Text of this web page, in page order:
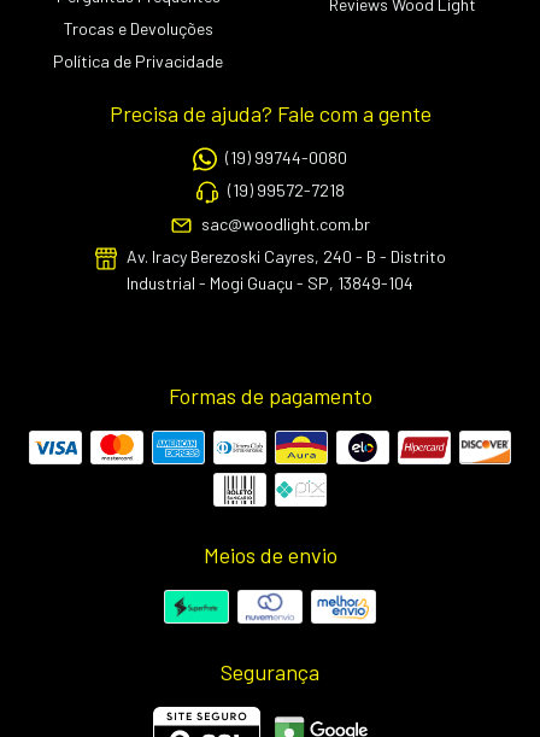
Trocas e Devoluções
Política de Privacidade
Reviews Wood Light
Precisa de ajuda? Fale com a gente
(19) 99744-0080
(19) 99572-7218
sac@woodlight.com.br
Av. Iracy Berezoski Cayres, 240 - B - Distrito
Industrial - Mogi Guaçu - SP, 13849-104
Formas de pagamento
Meios de envio
Segurança